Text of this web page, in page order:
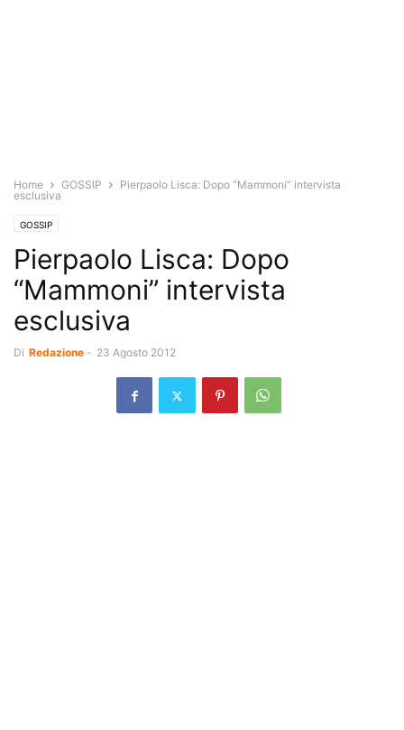
Home GOSSIP
Pierpaolo Lisca: Dopo “Mammoni” intervista
esclusiva
GOSSIP
Pierpaolo Lisca: Dopo
“Mammoni” intervista
esclusiva
Di Redazione - 23 Agosto 2012